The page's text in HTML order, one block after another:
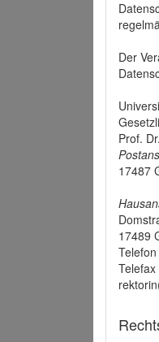
Der
Prof.
17487
17489